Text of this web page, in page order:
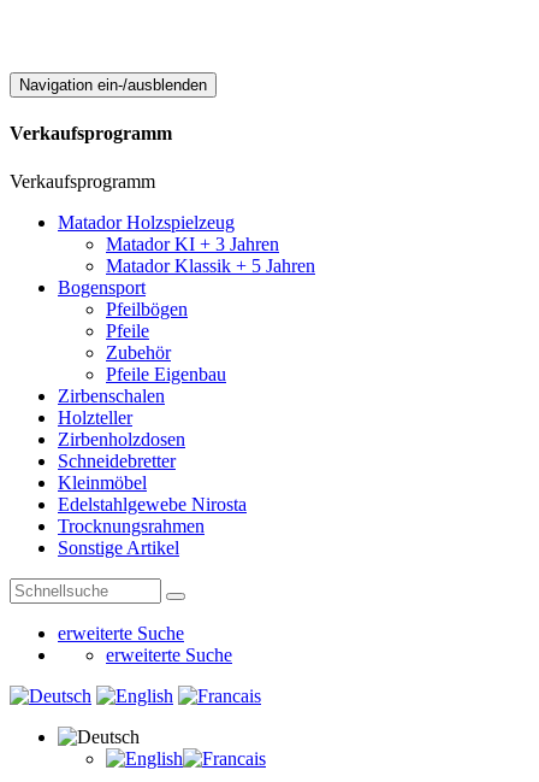
Navigation ein-/ausblenden
Verkaufsprogramm
Verkaufsprogramm
Matador Holzspielzeug
Matador KI + 3 Jahren
Matador Klassik + 5 Jahren
Bogensport
Pfeilbögen
Pfeile
Zubehör
Pfeile Eigenbau
Zirbenschalen
Holzteller
Zirbenholzdosen
Schneidebretter
Kleinmöbel
Edelstahlgewebe Nirosta
Trocknungsrahmen
Sonstige Artikel
erweiterte Suche
erweiterte Suche